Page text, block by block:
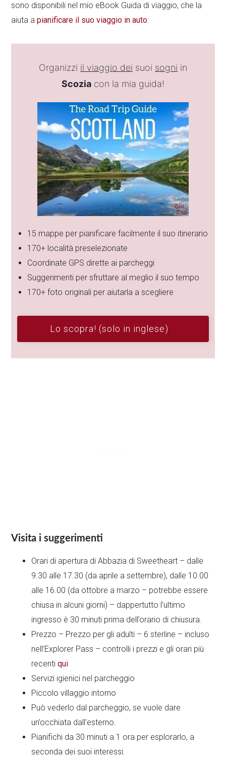
sono disponibili nel mio eBook Guida di viaggio, che la
aiuta apianificare il suo viaggio in auto:
Organizzi il viaggio dei suoi sogni in
Scozia con la mia guida!
15 mappe per pianificare facilmente il suo itinerario
170+ località preselezionate
Coordinate GPS dirette ai parcheggi
Suggerimenti per sfruttare al meglio il suo tempo
170+ foto originali per aiutarla a scegliere
Lo scopra! (solo in inglese)
Visita i suggerimenti
Orari di apertura di Abbazia di Sweetheart – dalle
9.30 alle 17.30 (da aprile a settembre), dalle 10.00
alle 16.00 (da ottobre a marzo – potrebbe essere
chiusa in alcuni giorni) – dappertutto l’ultimo
ingresso è 30 minuti prima dell’orario di chiusura.
Prezzo – Prezzo per gli adulti – 6 sterline – incluso
nell’Explorer Pass – controlli i prezzi e gli orari più
recentiqui
Servizi igienici nel parcheggio
Piccolo villaggio intorno
Può vederlo dal parcheggio, se vuole dare
un’occhiata dall’esterno.
Pianifichi da 30 minuti a 1 ora per esplorarlo, a
seconda dei suoi interessi.